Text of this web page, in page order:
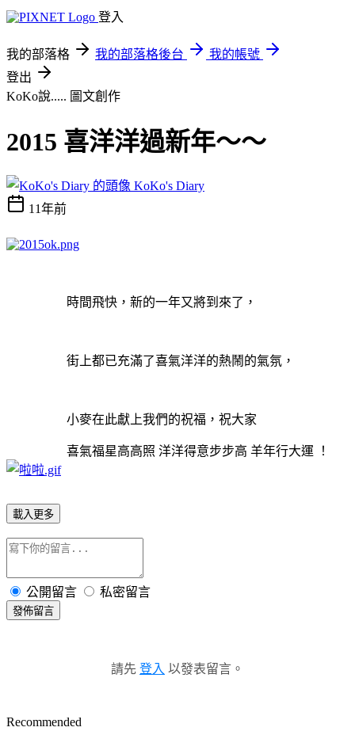
登入
我的部落格 我的部落格後台
我的帳號
登出
KoKo說..... 圖文創作
2015 喜洋洋過新年～～
KoKo's Diary
11年前
時間飛快，新的一年又將到來了，
街上都已充滿了喜氣洋洋的熱鬧的氣氛，
小麥在此獻上我們的祝福，祝大家
喜氣福星高高照 洋洋得意步步高 羊年行大運 ！
載入更多
公開留言 私密留言
發佈留言
請先 登入 以發表留言。
Recommended